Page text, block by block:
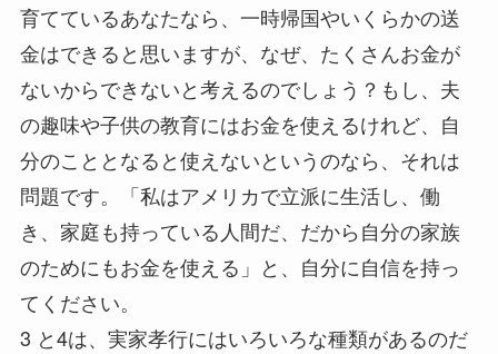
育てているあなたなら、一時帰国やいくらかの送
金はできると思いますが、なぜ、たくさんお金が
ないからできないと考えるのでしょう？もし、夫
の趣味や子供の教育にはお金を使えるけれど、自
分のこととなると使えないというのなら、それは
問題です。「私はアメリカで立派に生活し、働
き、家庭も持っている人間だ、だから自分の家族
のためにもお金を使える」と、自分に自信を持っ
てください。
3 と4は、実家孝行にはいろいろな種類があるのだ